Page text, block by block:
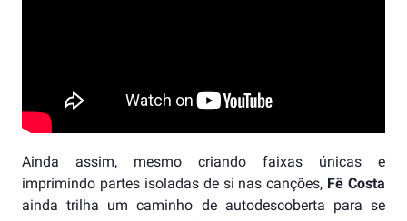
Ainda assim, mesmo criando faixas únicas e
imprimindo partes isoladas de si nas canções, Fê Costa
ainda trilha um caminho de autodescoberta para se